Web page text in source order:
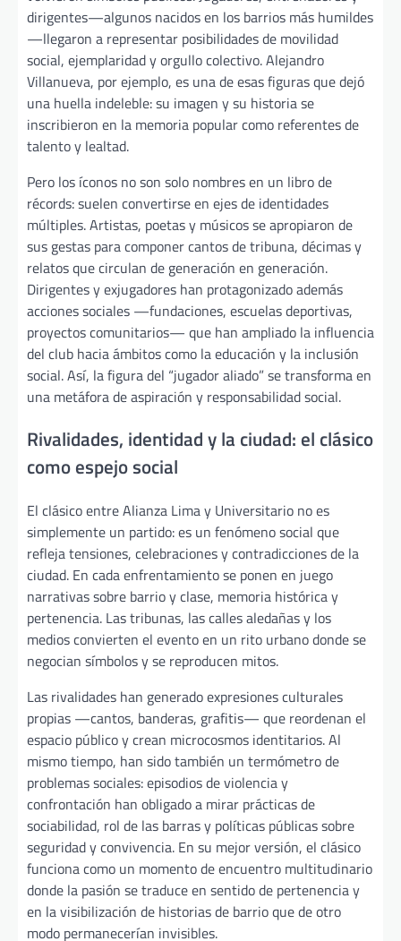
dirigentes—algunos nacidos en los barrios más humildes
—llegaron a representar posibilidades de movilidad
social, ejemplaridad y orgullo colectivo. Alejandro
Villanueva, por ejemplo, es una de esas figuras que dejó
una huella indeleble: su imagen y su historia se
inscribieron en la memoria popular como referentes de
talento y lealtad.
Pero los íconos no son solo nombres en un libro de
récords: suelen convertirse en ejes de identidades
múltiples. Artistas, poetas y músicos se apropiaron de
sus gestas para componer cantos de tribuna, décimas y
relatos que circulan de generación en generación.
Dirigentes y exjugadores han protagonizado además
acciones sociales —fundaciones, escuelas deportivas,
proyectos comunitarios— que han ampliado la influencia
del club hacia ámbitos como la educación y la inclusión
social. Así, la figura del “jugador aliado” se transforma en
una metáfora de aspiración y responsabilidad social.
Rivalidades, identidad y la ciudad: el clásico
como espejo social
El clásico entre Alianza Lima y Universitario no es
simplemente un partido: es un fenómeno social que
refleja tensiones, celebraciones y contradicciones de la
ciudad. En cada enfrentamiento se ponen en juego
narrativas sobre barrio y clase, memoria histórica y
pertenencia. Las tribunas, las calles aledañas y los
medios convierten el evento en un rito urbano donde se
negocian símbolos y se reproducen mitos.
Las rivalidades han generado expresiones culturales
propias —cantos, banderas, grafitis— que reordenan el
espacio público y crean microcosmos identitarios. Al
mismo tiempo, han sido también un termómetro de
problemas sociales: episodios de violencia y
confrontación han obligado a mirar prácticas de
sociabilidad, rol de las barras y políticas públicas sobre
seguridad y convivencia. En su mejor versión, el clásico
funciona como un momento de encuentro multitudinario
donde la pasión se traduce en sentido de pertenencia y
en la visibilización de historias de barrio que de otro
modo permanecerían invisibles.